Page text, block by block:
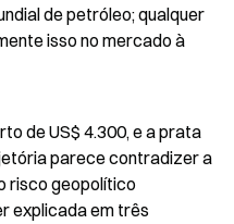
de petróleo; qualquer
isso no mercado à
de US$ 4.300, e a prata
parece contradizer a
risco geopolítico
explicada em três